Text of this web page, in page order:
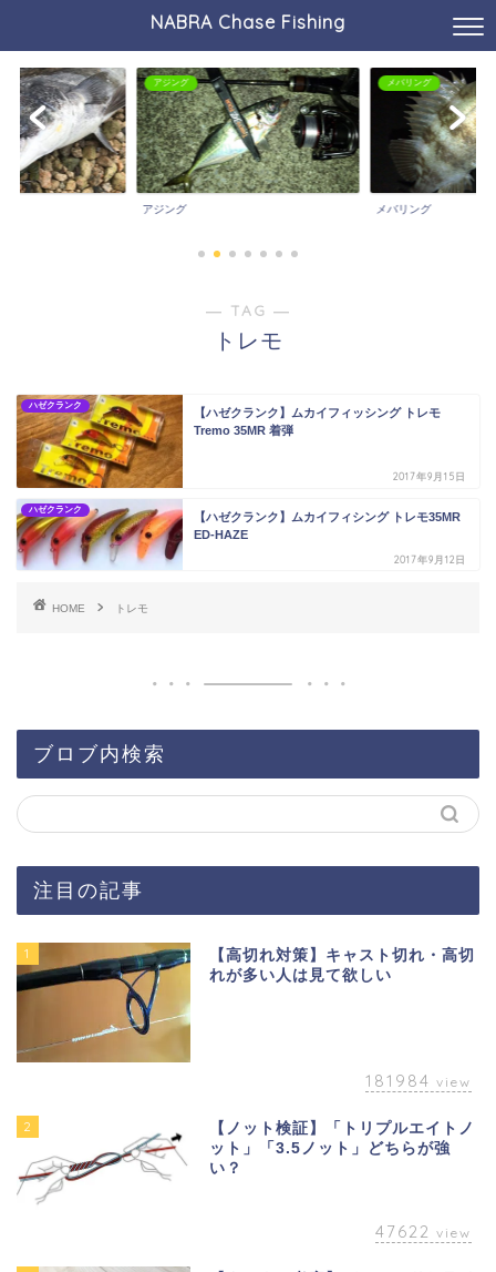
NABRA Chase Fishing
アジング
アジング
メバリング
メバリング
― TAG ―
トレモ
ハゼクランク
【ハゼクランク】ムカイフィッシング トレモ
Tremo 35MR 着弾
2017年9月15日
ハゼクランク
【ハゼクランク】ムカイフィシング トレモ35MR
ED-HAZE
2017年9月12日
HOME トレモ
ブロブ内検索
注目の記事
1
【高切れ対策】キャスト切れ・高切
れが多い人は見て欲しい
181984 view
2
【ノット検証】「トリプルエイトノ
ット」「3.5ノット」どちらが強
い？
47622 view